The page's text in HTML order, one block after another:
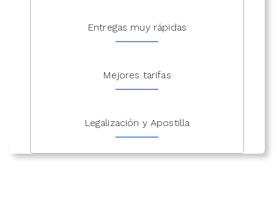
Entregas muy rápidas
Mejores tarifas
Legalización y Apostilla